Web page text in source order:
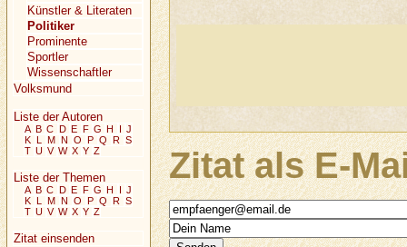
Zitat als E-
Künstler & Literaten
Politiker
Prominente
Sportler
Wissenschaftler
Volksmund
Liste der Autoren
A B C D E F G H I J
K L M N O P Q R S
T U V W X Y Z
Liste der Themen
A B C D E F G H I J
K L M N O P Q R S
T U V W X Y Z
Zitat einsenden